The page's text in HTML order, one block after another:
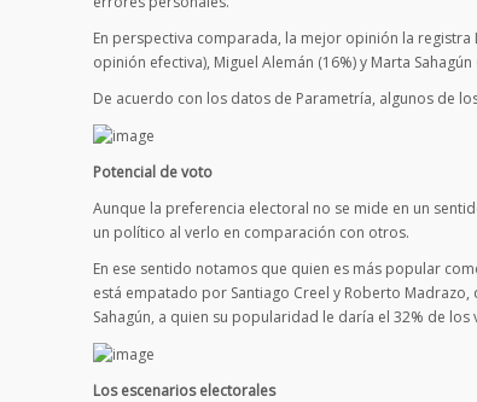
En perspectiva comparada, la mejor opinión la
opinión efectiva), Miguel Alemán (16%) y Marta
De acuerdo con los datos de Parametría, algunos de
Potencial de voto
Aunque la preferencia electoral no se mide en un
un político al verlo en comparación con otros.
En ese sentido notamos que quien es más popular
está empatado por Santiago Creel y Roberto
Sahagún, a quien su popularidad le daría el 32% de
Los escenarios electorales